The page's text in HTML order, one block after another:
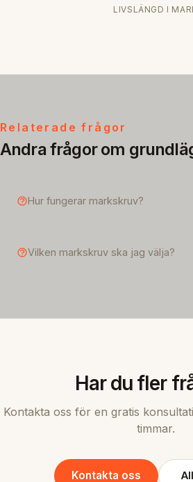
LIVSLÄNGD I
Relaterade frågor
Andra frågor om
Hur fungerar markskruv?
Vilken markskruv ska jag välja?
Har du fler
Kontakta oss för en gratis
timmar.
Kontakta oss